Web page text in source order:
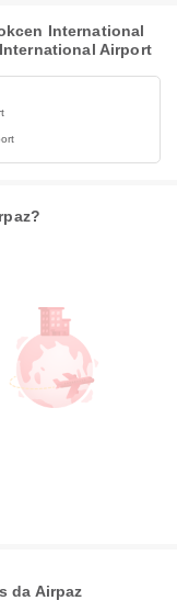
International
Airport
da Airpaz